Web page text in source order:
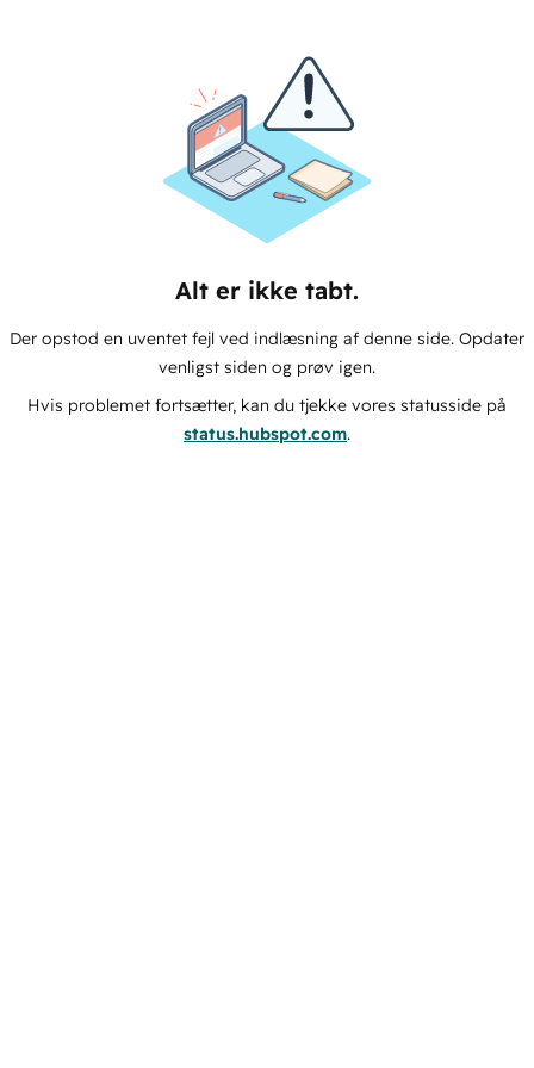
Alt er ikke tabt.
Der opstod en uventet fejl ved indlæsning af denne side. Opdater
venligst siden og prøv igen.
Hvis problemet fortsætter, kan du tjekke vores statusside på
status.hubspot.com.